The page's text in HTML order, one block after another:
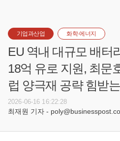
기업과산업 화학·에너지
EU 역내 대규모 배터
18억 유로 지원, 최문
럽 양극재 공략 힘받
2026-06-16 16:22:28
최재원 기자 -